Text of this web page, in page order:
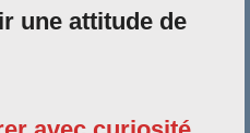
une attitude de